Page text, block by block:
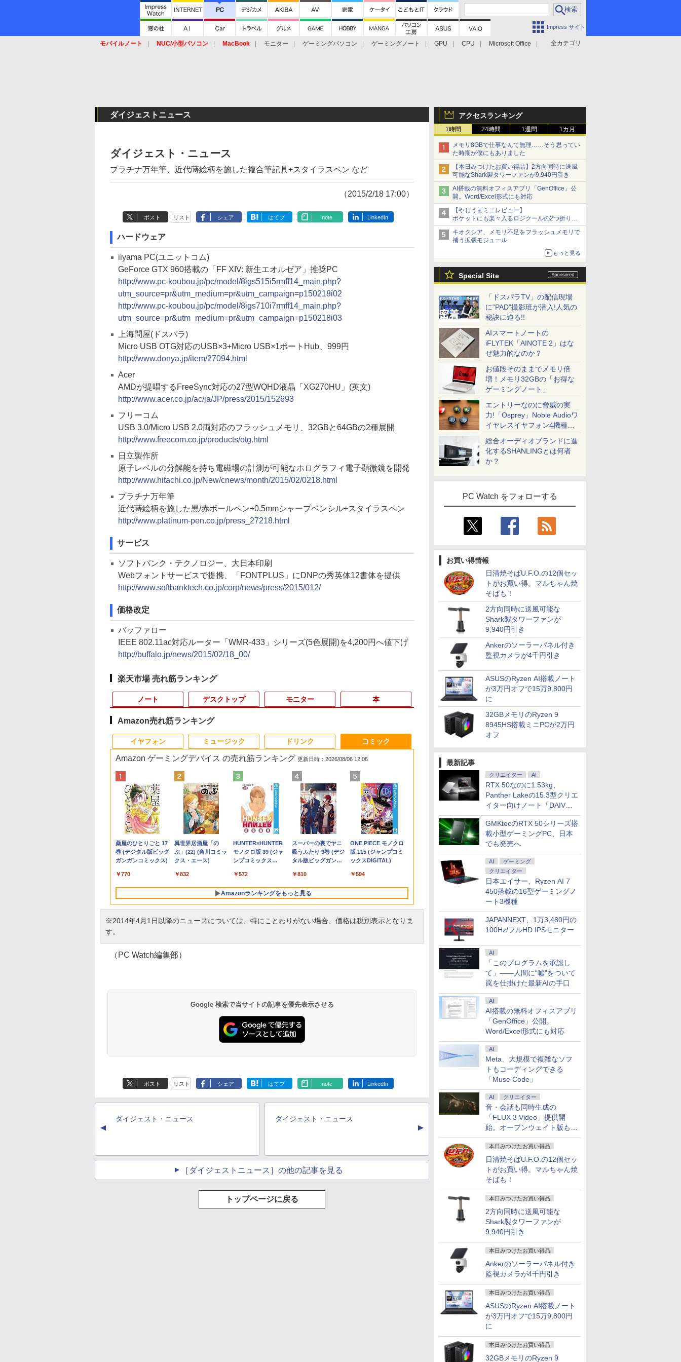
Impress サイト
全カテゴリ
モバイルノート NUC/小型パソコン MacBook モニター ゲーミングパソコン ゲーミングノート GPU CPU
Microsoft Office
アクセスランキング
1時間 24時間 1週間 1カ月
メモリ8GBで仕事なんて無理……そう思ってい
た時期が僕にもありました
【本日みつけたお買い得品】2方向同時に送風
可能なShark製タワーファンが9,940円引き
AI搭載の無料オフィスアプリ「GenOffice」公
開。Word/Excel形式にも対応
【やじうまミニレビュー】
ポケットにも楽々入るロジクールの2つ折りマ
ウス「Mobi Fold」。その気になるギミックと
は？
キオクシア、メモリ不足をフラッシュメモリで
補う拡張モジュール
もっと見る
Special Site
「ドスパラTV」の配信現場
に“PAD”撮影班が潜入!人気の
秘訣に迫る!!
AIスマートノートの
iFLYTEK「AINOTE 2」はな
ぜ魅力的なのか？
お値段そのままでメモリ倍
増！メモリ32GBの「お得な
ゲーミングノート」
エントリーなのに脅威の実
力!「Osprey」Noble Audioワ
イヤレスイヤフォン4機種を
一気に聴く
総合オーディオブランドに進
化するSHANLINGとは何者
か？
PC Watch をフォローする
お買い得情報
日清焼そばU.F.O.の12個セッ
トがお買い得。マルちゃん焼
そばも！
2方向同時に送風可能な
Shark製タワーファンが
9,940円引き
Ankerのソーラーパネル付き
監視カメラが4千円引き
ASUSのRyzen AI搭載ノート
が3万円オフで15万9,800円
に
32GBメモリのRyzen 9
8945HS搭載ミニPCが2万円
オフ
最新記事
クリエイター AI
RTX 50なのに1.53kg、
Panther Lakeの15.3型クリエ
イター向けノート「DAIV
Z5」
GMKtecのRTX 50シリーズ搭
載小型ゲーミングPC、日本
でも発売へ
AI
ゲーミング
クリエイター
日本エイサー、Ryzen AI 7
450搭載の16型ゲーミングノ
ート3機種
JAPANNEXT、1万3,480円の
100Hz/フルHD IPSモニター
AI
「このプログラムを承認し
て」――人間に“嘘”をついて
罠を仕掛けた最新AIの手口
AI
AI搭載の無料オフィスアプリ
「GenOffice」公開。
Word/Excel形式にも対応
AI
Meta、大規模で複雑なソフ
トもコーディングできる
「Muse Code」
AI クリエイター
音・会話も同時生成の
「FLUX 3 Video」提供開
始。オープンウェイト版も計
画
本日みつけたお買い得品
日清焼そばU.F.O.の12個セッ
トがお買い得。マルちゃん焼
そばも！
本日みつけたお買い得品
2方向同時に送風可能な
Shark製タワーファンが
9,940円引き
本日みつけたお買い得品
Ankerのソーラーパネル付き
監視カメラが4千円引き
本日みつけたお買い得品
ASUSのRyzen AI搭載ノート
が3万円オフで15万9,800円
に
本日みつけたお買い得品
32GBメモリのRyzen 9
ダイジェストニュース
ダイジェスト・ニュース
プラチナ万年筆、近代蒔絵柄を施した複合筆記具+スタイラスペン など
（2015/2/18 17:00）
ポスト リスト シェア はてブ note LinkedIn
ハードウェア
iiyama PC(ユニットコム)
GeForce GTX 960搭載の「FF XIV: 新生エオルゼア」推奨PC
http://www.pc-koubou.jp/pc/model/8igs515i5rmff14_main.php?
utm_source=pr&utm_medium=pr&utm_campaign=p150218i02
http://www.pc-koubou.jp/pc/model/8igs710i7rmff14_main.php?
utm_source=pr&utm_medium=pr&utm_campaign=p150218i03
上海問屋(ドスパラ)
Micro USB OTG対応のUSB×3+Micro USB×1ポートHub、999円
http://www.donya.jp/item/27094.html
Acer
AMDが提唱するFreeSync対応の27型WQHD液晶「XG270HU」(英文)
http://www.acer.co.jp/ac/ja/JP/press/2015/152693
フリーコム
USB 3.0/Micro USB 2.0両対応のフラッシュメモリ、32GBと64GBの2種展開
http://www.freecom.co.jp/products/otg.html
日立製作所
原子レベルの分解能を持ち電磁場の計測が可能なホログラフィ電子顕微鏡を開発
http://www.hitachi.co.jp/New/cnews/month/2015/02/0218.html
プラチナ万年筆
近代蒔絵柄を施した黒/赤ボールペン+0.5mmシャープペンシル+スタイラスペン
http://www.platinum-pen.co.jp/press_27218.html
サービス
ソフトバンク・テクノロジー、大日本印刷
Webフォントサービスで提携、「FONTPLUS」にDNPの秀英体12書体を提供
http://www.softbanktech.co.jp/corp/news/press/2015/012/
価格改定
バッファロー
IEEE 802.11ac対応ルーター「WMR-433」シリーズ(5色展開)を4,200円へ値下げ
http://buffalo.jp/news/2015/02/18_00/
楽天市場 売れ筋ランキング
ノート
1
【Windows11】【充実
のインターフェース】
TOSHIBA dynabook
B65 第8世代 Core i5
8250U/1.60GHz 8GB
SSD128GB M.2 スーパ
ーマルチ Windows11
64bit WPSOffice 15.6
インチ HD カメラ テン
PC Notebook
￥20,000
2
MS Office 2024 H&B
搭載｜14型 WEBカメ
ラ 指紋認証 搭載モデル
｜中古 ノートパソコン
Windows11 Office 付
き｜Dell Latitude 5400
｜Core i5 第8世代 以降
1.60GHz 4コア 8スレ
ッド メモリ 8GB SSD
中古ノートパソコン 中
古PC ノートPC
￥29,800
3
中古パソコン | HP |
250 G7 | Windows11 |
ノートPC | 一年保証 |
第10世代 | Core i5
3.6)GHz | MEM:8GB |
SSD:256GB(NVMe) |
DVDマルチ | 無線LAN:
あり | Webカメラ内蔵 |
Win11Pro64Bit | ACア
ダプター付属
4
MacBook A2179 修理
交換用 純正 适用于
MacBook Air
Touchbar Retina 13イ
ンチ 玫瑰金 A2179
2020年 液晶パネル上半
部 上半身 液晶ユニッ
ト 本体上半部 上部一
式
￥31,800
超得2,000円OFF&P2倍
｜Windows11正式対応
第8世代｜楽天1位 三冠
獲得｜豪華特典付き｜
i5 第8世代｜中古ノー
トパソコン
Windows11 office付き
｜15.6型 テンキー付き
ノートパソコン｜パソ
￥29,800
コン Windows11
Office付｜Dynabook
S73 Core i5 第10世代
｜メモリ 8GB ストレ
ージ 大容量 SSD
512GB｜WEBカメラ
搭載 中古パソコン 中
￥34,800
【第10世代 Core i5/メ
富士通 LIFEBOOK
U7310/D ピクトブラッ
ク 第10世代 Core i5
16GB NVMe SSD
256GB Full-HD 13.3型
13.3インチ Wi-Fi6
Bluetooth
Windows11 Pro WPS
Office付き オフィス
中古パソコン ノートパ
90日保証 【中古】
￥35,200
【★最大100%ポイン
H&B】【タッチパネル
×360°回転】富士通
LIFEBOOK U9310/第10
リ:8GB/M.2
NVMe:128GB/256GB/512GB/1TB/Wi-
型/FHD/カメラ/USB-C/
中古/ノートパソコン/タ
￥35,800
デスクトップ
1
DELL OptiPlex 3050
SFF Core i5-6500
3.2GHz 8GB
256GB(SSD)
HDMI/DisplayPort出力
DVD+-RW Windows10
Pro 64bit 小難 【中
古】【20260508】
￥14,500
2
hp Z420 Workstation
Xeon E5-1620 3.6GHz
16GB 256B(SSD)
Quadro 4000 DVD+-
RW Windows7 Pro
64bit 難有 【中古】
【20260521】
￥24,900
3
希少！Windows XP
Pro 32bit SP3 Core2
Duo E7500 / メモリ
4GB / ハードディスク
/ DELL OptiPlex 780
SFF / 安い コスパ すぐ
使える デル【中古 デス
クトップ PC パソコ
済み
4
DELL Optiplex 7090
SFF(Win11x64) 中古
Core i7-
2.5GHz(11700)/メモリ
16GB/HDD1TB/DVDマ
ルチ [C:並品] 2022年
頃購入
￥53,900
2026年モデル 新品一体
型デスクトップパソコ
ン 27型 FHD Core i7
CPU メモリ16GB
ー（ブラック・ホワイ
ド・ブルー）Win11搭
載 MS Office2024付き
初期設定済み USB3.0
トップPC テレワーク
￥69,000
モニター
1
【中古美品】TF: I-O
DATA「LCD-
MF224EDW」21.5型ワ
イド液晶ディスプレ
イ/LEDバックライ
ト/Full
HD/HDMI&VGA&DVI&
スピーカー対応 液晶モ
ニター【3月間保証】
￥4,980
2
NEC LCD-E233WM 23
インチワイド LED液晶
モニター 薄型 液晶ディ
スプレイ 非光沢 TNパ
ネル フルHD
1920×1080 ディスプレ
イポート DVI VGA
VESA準拠 【中古】
￥5,500
3
アーム向け Lenovo 液
晶モニター 28インチ
ThinkVision Pro2820
フルHD HDMI スタンド
4
PHILIPS 液晶モニター
21.5インチ 223V7 IPS
パネル 1920x1080 フル
HD HDMI スピーカー
内蔵 中古ディスプレイ
￥7,700
中古品 各メーカー厳選
ディスプレイ 24インチ
液晶モニター 状態良好
￥8,778
スプレイ 液晶モニター
PCモニター 壁掛け フ
リッカーレス
角度調節 FullHD ブル
ーライトカット VAパネ
ル VESAフル FHDノン
グレア MAXZEN
HP モニター 24インチ
1920x1200 16:10 HDMI
Type-C 高さ調整 画面
回転 中古ディスプレイ
￥12,800
【お買い物マラソ開催
元】！24インチモニタ
ー USB Type-C接続対
応 ディスプレイ100Hz
内蔵 USB-TypeC ブル
レームレス 目に優しい
HDMI／DP／TYPE-C端
￥12,980
本
1
[新品]からくりサーカ
ス[文庫版](1-22巻 全
巻) 全巻セット
￥19,360
2
Talking Rock! (トーキ
ングロック) 2026年 9
月号 [雑誌]
￥1,111
3
［新版］カブトムシ・
クワガタムシ DVDつき
（小学館の図鑑NEO）
[ 小池 啓一 ]
4
2026年版 家電製品アド
バイザー資格 生活家電
公式テキスト＆問題集
（家電製品協会 認定資
格シリーズ） [ 一般財
団法人 家電製品協会 ]
￥3,300
毎日かしこく！1日1枚
日めくり言葉力366 [
Gakken ]
￥2,200
神様から与えられた特
別な時間 （幻冬舎新
書） [ 林真理子 ]
【5冊、10冊まとめ買
magazine 特集 ヒロイ
ンズ 021 カード付き同
梱版 (集英社ムック) ワ
ンピースマガジン
￥4,700
タッチペンで音が聞け
1000 英語つき [ 小学館
]
￥5,478
Amazon売れ筋ランキング
イヤフォン
Anker Soundcore
P40i オフホワイト
Anker Soundcore
P31i ブラック
￥4,990
Anker Soundcore
Liberty 5 ミッドナイ
トブラック
￥14,990
【2026年アップグレ
ード版】AOKIMI ワ
イヤレスイヤホン
V12 小型軽量 ブルー
トゥースHi-Fi 最大
36時間再生 ぶるーと
ゅーす コードレス
ENCノイズキャンセ
リング 自動ペアリン
￥1,964
Xiaomi シャオミ
REDMI Buds 8 Lite ワ
イヤレスイヤホン
キャンセリング ANC
36時間再生
￥2,980
ミュージック
BRUCE WAYNE feat.
Flo Milli, ATL Jacob
[Explicit]
￥250
BRUCE WAYNE feat.
Flo Milli, ATL Jacob
[Explicit]
￥250
On My Road
(Stadium ver.)
￥250
BUGS LIFE
￥250
On My Road
(Stadium ver.)
￥250
ドリンク
by Amazon 天然水
ラベルレス 500ml
×24本 富士山の天然
ミネラルウォーター
ペットボトル 静岡県
(Smart Basic)
￥1,380
【Amazon.co.jp限
定】 い・ろ・は・す
2L PET ラベルレス
￥1,001
by Amazon 天然水
ラベルレス 2L×9本
￥1,117
コカ・コーラ やかん
の麦茶 from 爽健美
茶 ラベルレス
￥1,653
by Amazon 炭酸水 ラ
ベルレス 500ml ×24本
強炭酸水 ペットボトル
(Smart Basic)
￥1,625
コミック
Amazon ゲーミングデバイス の売れ筋ランキング 更新日時：2026/08/06 12:06
薬屋のひとりごと 17
巻 (デジタル版ビッグ
ガンガンコミックス)
￥770
異世界居酒屋「の
ぶ」(22) (角川コミッ
クス・エース)
￥832
HUNTER×HUNTER
モノクロ版 39 (ジャ
ンプコミックス
￥572
スーパーの裏でヤニ
吸うふたり 9巻 (デジ
タル版ビッグガンガ
￥810
ONE PIECE モノクロ
版 115 (ジャンプコミ
ックスDIGITAL)
￥594
Amazonランキングをもっと見る
※2014年4月1日以降のニュースについては、特にことわりがない場合、価格は税別表示となりま
す。
（PC Watch編集部）
Google 検索で当サイトの記事を優先表示させる
ポスト リスト シェア はてブ note LinkedIn
▲
ダイジェスト・ニュース ダイジェスト・ニュース
▲
［ダイジェストニュース］の他の記事を見る
トップページに戻る